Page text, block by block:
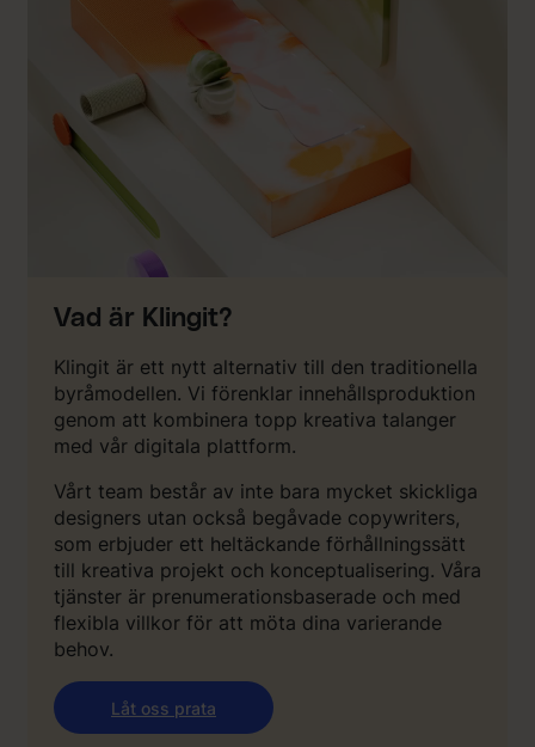
Vad är Klingit?
Klingit är ett nytt alternativ till den traditionella
byråmodellen. Vi förenklar innehållsproduktion
genom att kombinera topp kreativa talanger
med vår digitala plattform.
Vårt team består av inte bara mycket skickliga
designers utan också begåvade copywriters,
som erbjuder ett heltäckande förhållningssätt
till kreativa projekt och konceptualisering. Våra
tjänster är prenumerationsbaserade och med
flexibla villkor för att möta dina varierande
behov.
Låt oss prata